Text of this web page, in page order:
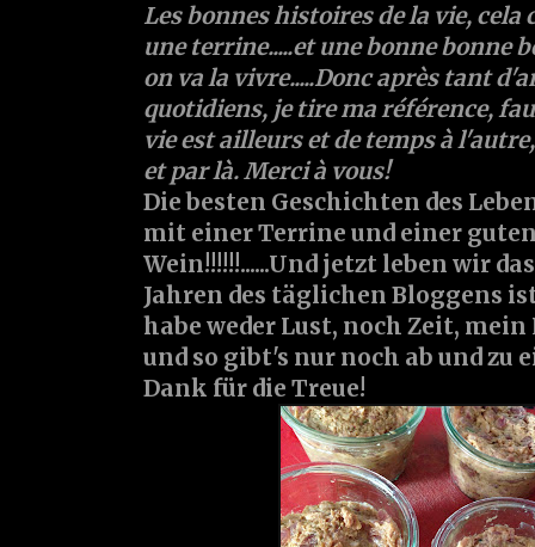
Les bonnes histoires de la vie,
une terrine.....et une bonne bonne
on va la vivre.....Donc après tant
quotidiens, je tire ma référence,
vie est ailleurs et de temps à
et par là. Merci à vous!
Die besten Geschichten des
mit einer Terrine und einer
Wein!!!!!!......Und jetzt leben wir
Jahren des täglichen Bloggens
habe weder Lust, noch Zeit,
und so gibt's nur noch ab und zu
Dank für die Treue!